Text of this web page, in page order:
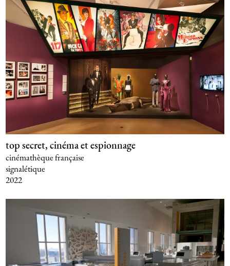
top secret, cinéma et espionnage
cinémathèque française
signalétique
2022